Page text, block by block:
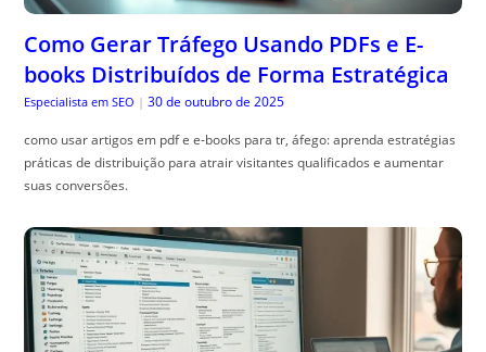
Como Gerar Tráfego Usando PDFs e E-
books Distribuídos de Forma Estratégica
Especialista em SEO | 30 de outubro de 2025
como usar artigos em pdf e e-books para tr, áfego: aprenda estratégias
práticas de distribuição para atrair visitantes qualificados e aumentar
suas conversões.